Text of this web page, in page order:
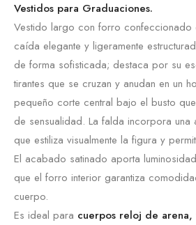
Vestidos para Graduaciones.
Vestido largo con forro confeccionado
caída elegante y ligeramente
de forma sofisticada; destaca por su
tirantes que se cruzan y anudan en un
pequeño corte central bajo el busto
de sensualidad. La falda incorpora una
que estiliza visualmente la figura y
El acabado satinado aporta
que el forro interior garantiza
cuerpo.
Es ideal para cuerpos reloj de arena,